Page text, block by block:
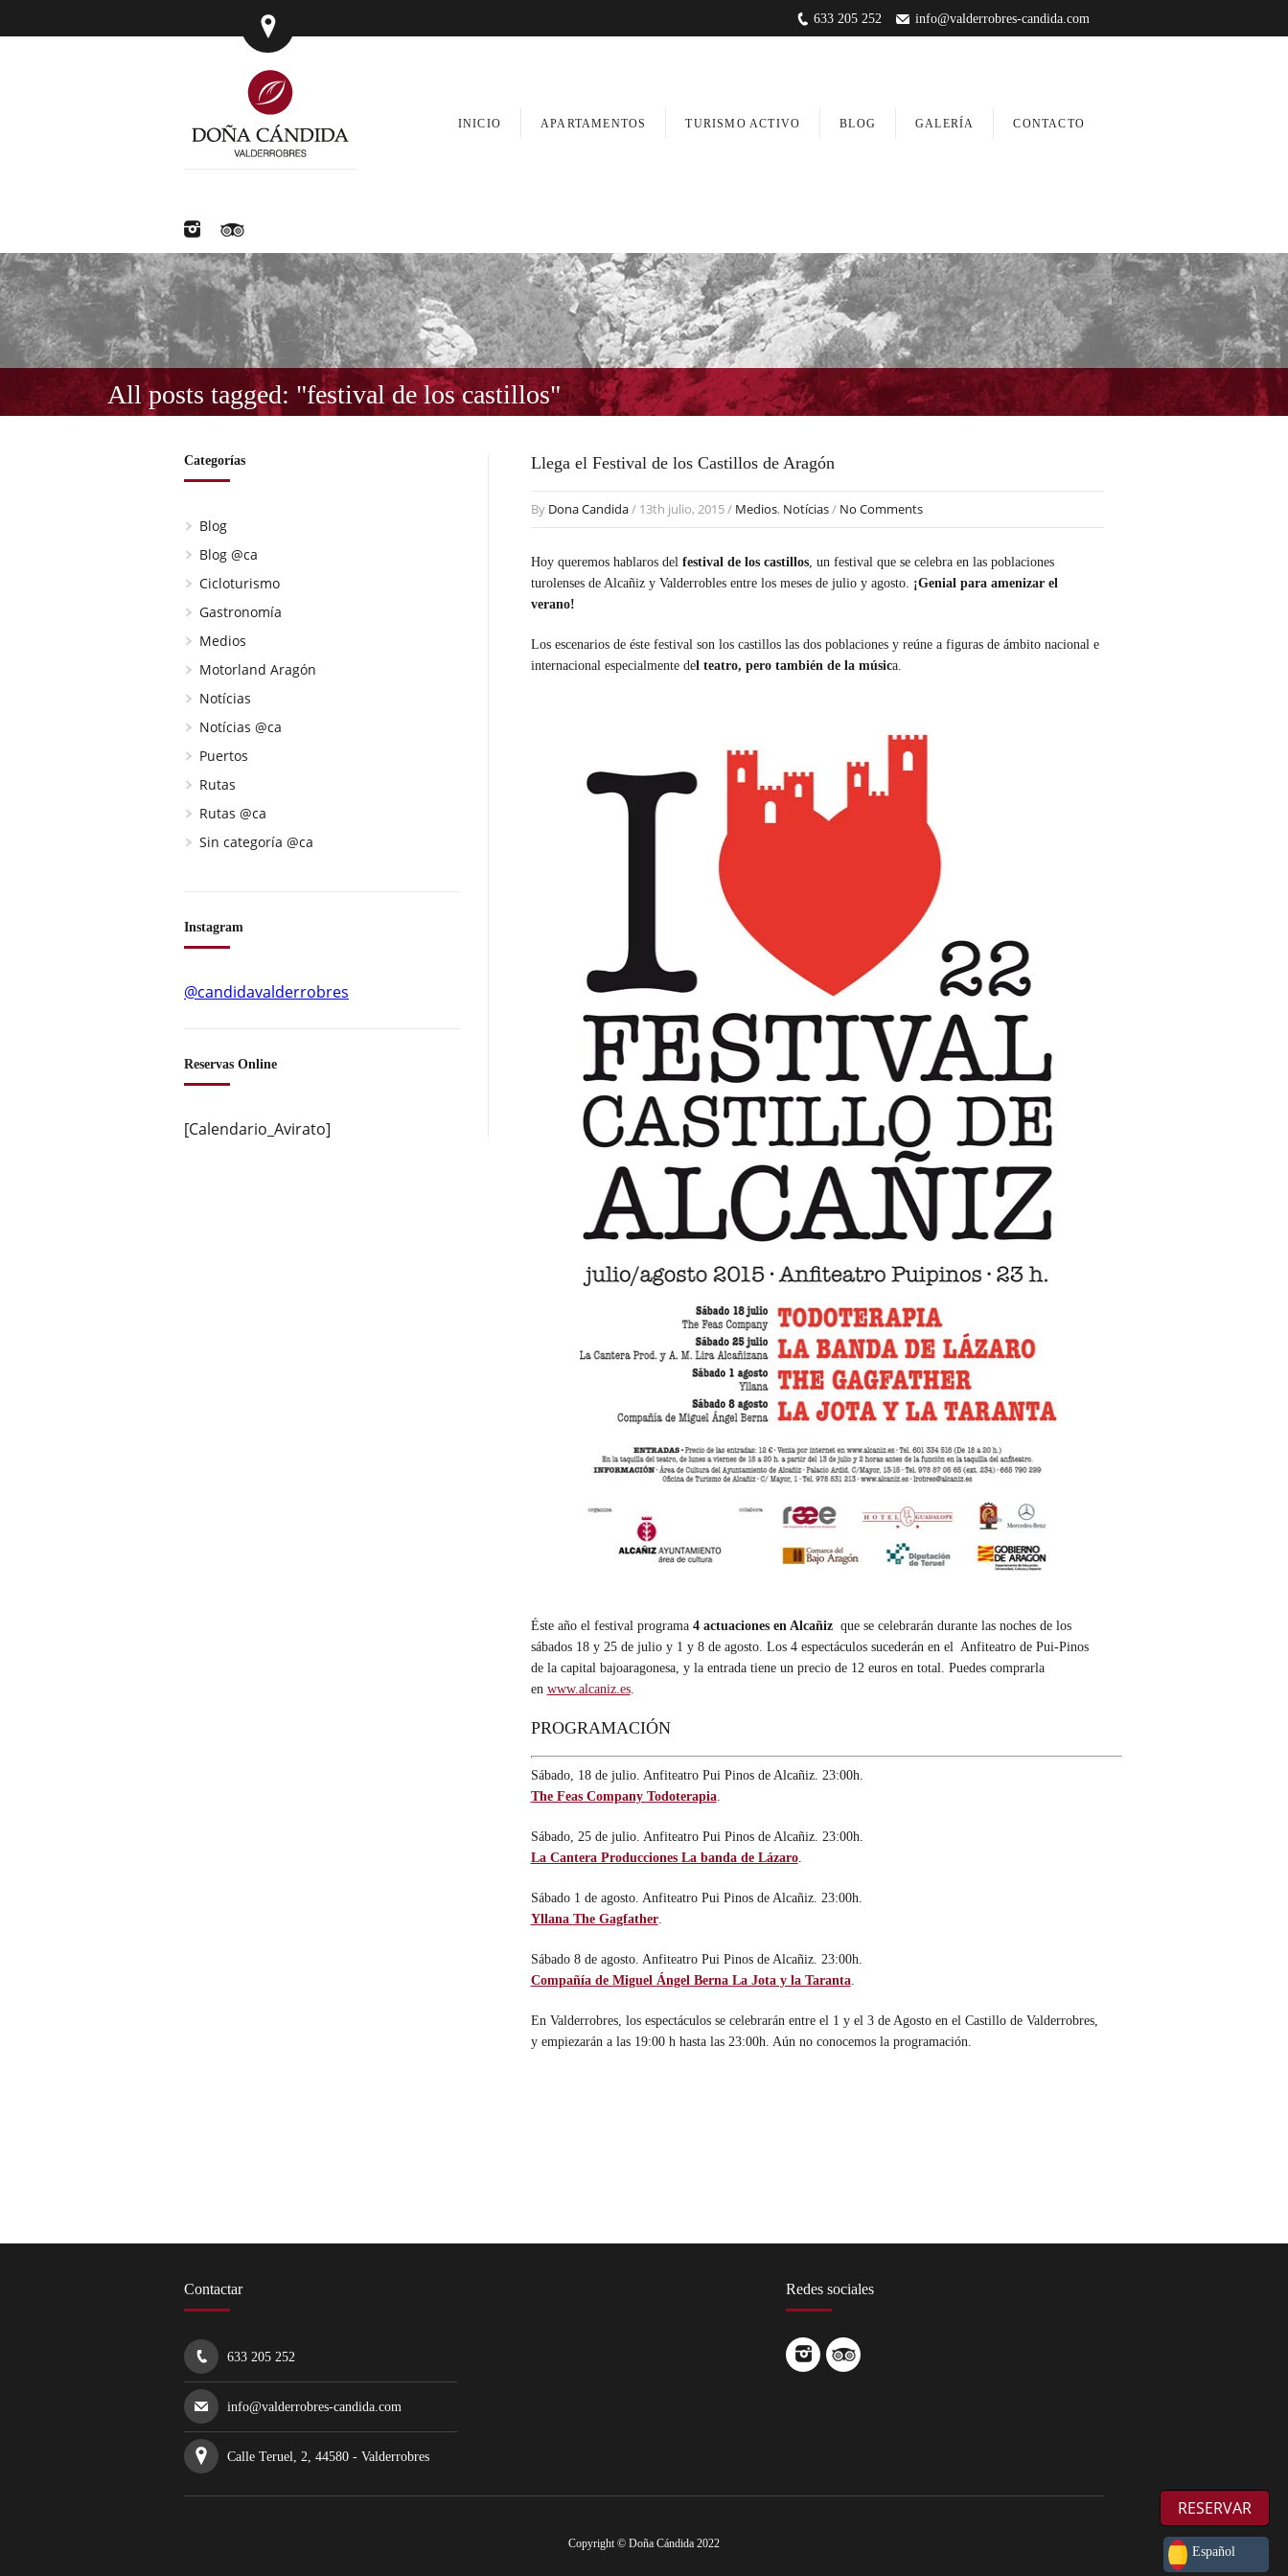
633 205 252 info@valderrobres-candida.com
INICIO APARTAMENTOS TURISMO ACTIVO BLOG GALERÍA CONTACTO
All posts tagged: "festival de los castillos"
Llega el Festival de los Castillos de Aragón
By Dona Candida/ 13th julio, 2015 / Medios, Notícias/ No Comments
Hoy queremos hablaros del festival de los castillos, un festival que se celebra en las poblaciones
turolenses de Alcañiz y Valderrobles entre los meses de julio y agosto. ¡Genial para amenizar el
verano!
Los escenarios de éste festival son los castillos las dos poblaciones y reúne a figuras de ámbito nacional e
internacional especialmente del teatro, pero también de la música.
Éste año el festival programa4 actuaciones en Alcañizque se celebrarán durante las noches de los
sábados 18 y 25 de julio y 1 y 8 de agosto. Los 4 espectáculos sucederán en el Anfiteatro de Pui-Pinos
de la capital bajoaragonesa, y la entrada tiene un precio de 12 euros en total. Puedes comprarla
en www.alcaniz.es.
PROGRAMACIÓN
Sábado, 18 de julio. Anfiteatro Pui Pinos de Alcañiz. 23:00h.
The Feas Company Todoterapia.
Sábado, 25 de julio. Anfiteatro Pui Pinos de Alcañiz. 23:00h.
La Cantera Producciones La banda de Lázaro.
Sábado 1 de agosto. Anfiteatro Pui Pinos de Alcañiz. 23:00h.
Yllana The Gagfather.
Sábado 8 de agosto. Anfiteatro Pui Pinos de Alcañiz. 23:00h.
Compañía de Miguel Ángel Berna La Jota y la Taranta.
En Valderrobres, los espectáculos se celebrarán entre el 1 y el 3 de Agosto en el Castillo de Valderrobres,
y empiezarán a las 19:00 h hasta las 23:00h. Aún no conocemos la programación.
Categorías
Blog
Blog @ca
Cicloturismo
Gastronomía
Medios
Motorland Aragón
Notícias
Notícias @ca
Puertos
Rutas
Rutas @ca
Sin categoría @ca
Instagram
@candidavalderrobres
Reservas Online
[Calendario_Avirato]
Contactar
633 205 252
info@valderrobres-candida.com
Calle Teruel, 2, 44580 - Valderrobres
Redes sociales
Español
RESERVAR
Copyright © Doña Cándida 2022